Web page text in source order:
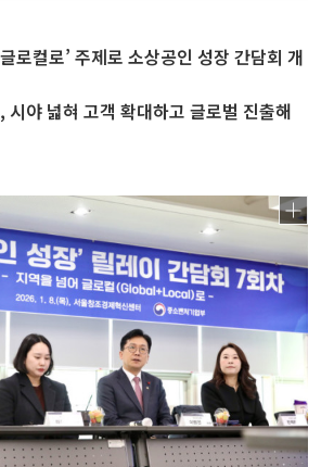
로컬로’ 주제로 소상공인 성장 간담회 개
시야 넓혀 고객 확대하고 글로벌 진출해